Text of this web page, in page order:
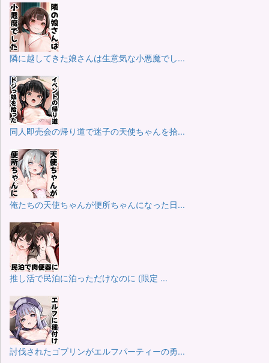
隣に越してきた娘さんは生意気な小悪魔でし...
同人即売会の帰り道で迷子の天使ちゃんを拾...
俺たちの天使ちゃんが便所ちゃんになった日...
推し活で民泊に泊っただけなのに (限定 ...
討伐されたゴブリンがエルフパーティーの勇...